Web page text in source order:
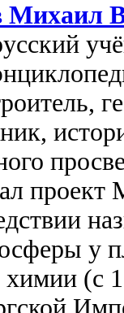
Михаил
проект
у
(с